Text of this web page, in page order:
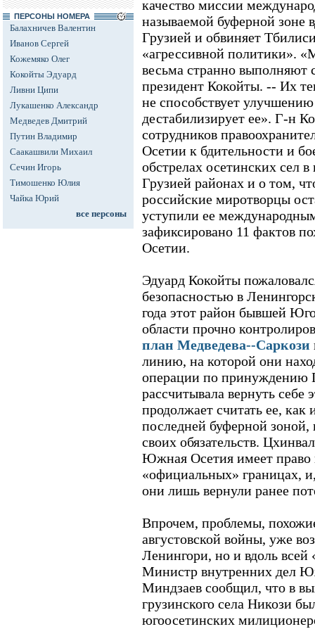
ПЕРСОНЫ НОМЕРА
Балахничев Валентин
Иванов Сергей
Кожемяко Олег
Кокойты Эдуард
Ливни Ципи
Лукашенко Александр
Медведев Дмитрий
Путин Владимир
Саакашвили Михаил
Сечин Игорь
Тимошенко Юлия
Чайка Юрий
все персоны
качество миссии
называемой буферной зоне
Грузией и обвиняет
«агрессивной политики».
весьма странно выполняют
президент Кокойты. -- Их
не способствует
дестабилизирует ее». Г-н
сотрудников
Осетии к бдительности и
обстрелах осетинских сел
Грузией районах и о том,
российские миротворцы
уступили ее
зафиксировано 11 фактов
Осетии.
Эдуард Кокойты
безопасностью в
года этот район бывшей
области прочно
план Медведева--Саркози
линию, на которой они
операции по принуждению
рассчитывала вернуть
продолжает считать ее,
последней буферной зоной,
своих обязательств.
Южная Осетия имеет право
«официальных» границах,
они лишь вернули ранее
Впрочем, проблемы,
августовской войны, уже
Ленингори, но и вдоль
Министр внутренних дел
Миндзаев сообщил, что в
грузинского села Никози
югоосетинских